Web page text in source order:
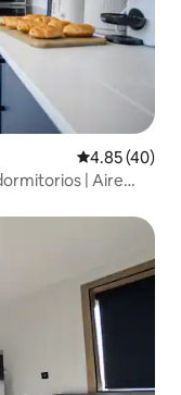
Calificación
4.85 (40)
| Aire